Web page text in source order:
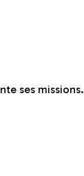
ses missions.